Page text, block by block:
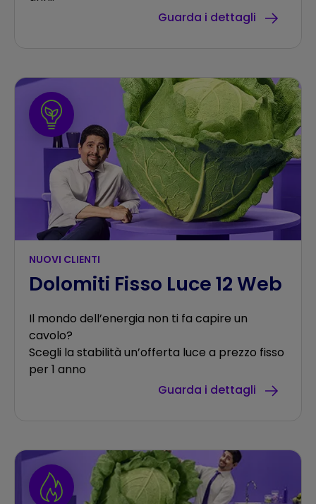
Guarda i dettagli
NUOVI CLIENTI
Dolomiti Fisso Luce 12 Web
Il mondo dell’energia non ti fa capire un
cavolo?
Scegli la stabilità un’offerta luce a prezzo fisso
per 1 anno
Guarda i dettagli